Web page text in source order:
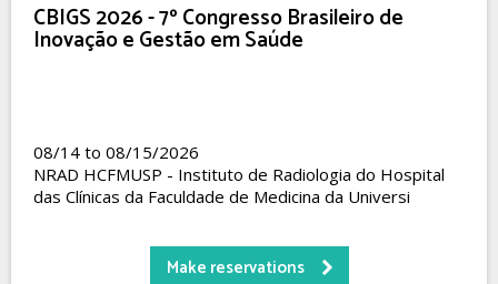
CBIGS 2026 - 7º Congresso Brasileiro de
Inovação e Gestão em Saúde
08/14 to 08/15/2026
NRAD HCFMUSP - Instituto de Radiologia do Hospital
das Clínicas da Faculdade de Medicina da Universi
Make reservations